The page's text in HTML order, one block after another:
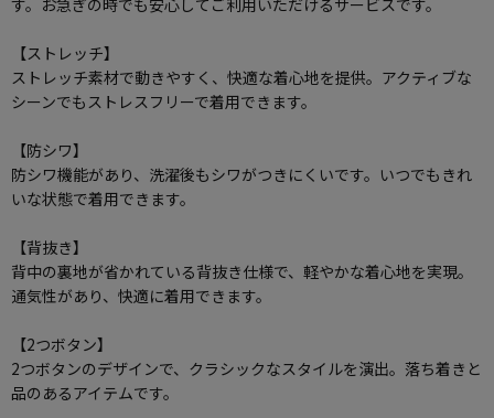
す。お急ぎの時でも安心してご利用いただけるサービスです。
【ストレッチ】
ストレッチ素材で動きやすく、快適な着心地を提供。アクティブな
シーンでもストレスフリーで着用できます。
【防シワ】
防シワ機能があり、洗濯後もシワがつきにくいです。いつでもきれ
いな状態で着用できます。
【背抜き】
背中の裏地が省かれている背抜き仕様で、軽やかな着心地を実現。
通気性があり、快適に着用できます。
【2つボタン】
2つボタンのデザインで、クラシックなスタイルを演出。落ち着きと
品のあるアイテムです。